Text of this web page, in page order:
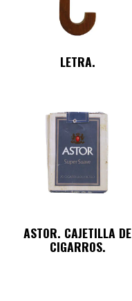
LETRA.
ASTOR. CAJETILLA DE
CIGARROS.